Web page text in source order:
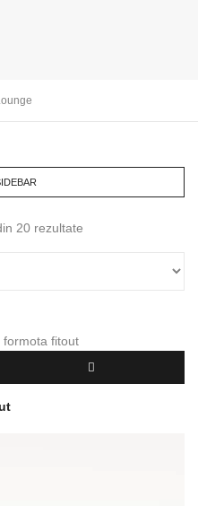
20 rezultate